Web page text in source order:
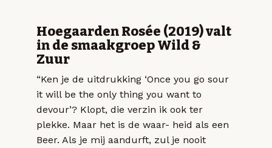
Hoegaarden Rosée (2019) valt
in de smaakgroep Wild &
Zuur
“Ken je de uitdrukking ‘Once you go sour
it will be the only thing you want to
devour’? Klopt, die verzin ik ook ter
plekke. Maar het is de waar- heid als een
Beer. Als je mij aandurft, zul je nooit